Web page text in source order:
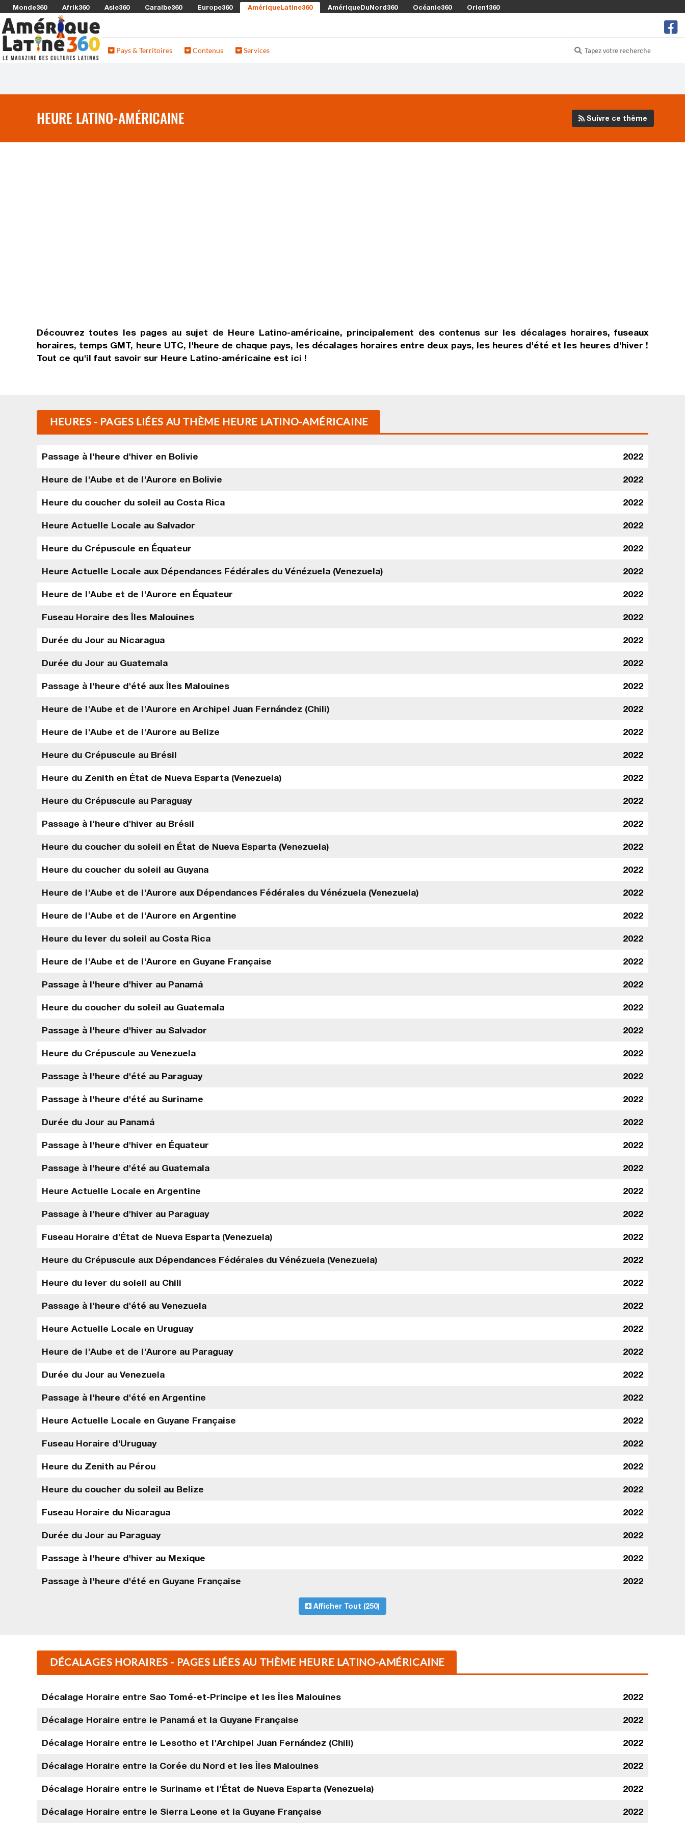
Monde360 Afrik360 Asie360 Caraibe360 Europe360 AmériqueLatine360 AmériqueDuNord360 Océanie360 Orient360
Pays & Territoires Contenus Services
HEURE LATINO-AMÉRICAINE Suivre ce thème
Découvrez toutes les pages au sujet de Heure Latino-américaine, principalement des contenus sur les décalages horaires, fuseaux
horaires, temps GMT, heure UTC, l'heure de chaque pays, les décalages horaires entre deux pays, les heures d'été et les heures d'hiver !
Tout ce qu'il faut savoir sur Heure Latino-américaine est ici !
HEURES - PAGES LIÉES AU THÈME HEURE LATINO-AMÉRICAINE
Passage à l'heure d'hiver en Bolivie 2022
Heure de l'Aube et de l'Aurore en Bolivie 2022
Heure du coucher du soleil au Costa Rica 2022
Heure Actuelle Locale au Salvador 2022
Heure du Crépuscule en Équateur 2022
Heure Actuelle Locale aux Dépendances Fédérales du Vénézuela (Venezuela) 2022
Heure de l'Aube et de l'Aurore en Équateur 2022
Fuseau Horaire des Îles Malouines 2022
Durée du Jour au Nicaragua 2022
Durée du Jour au Guatemala 2022
Passage à l'heure d'été aux Îles Malouines 2022
Heure de l'Aube et de l'Aurore en Archipel Juan Fernández (Chili) 2022
Heure de l'Aube et de l'Aurore au Belize 2022
Heure du Crépuscule au Brésil 2022
Heure du Zenith en État de Nueva Esparta (Venezuela) 2022
Heure du Crépuscule au Paraguay 2022
Passage à l'heure d'hiver au Brésil 2022
Heure du coucher du soleil en État de Nueva Esparta (Venezuela) 2022
Heure du coucher du soleil au Guyana 2022
Heure de l'Aube et de l'Aurore aux Dépendances Fédérales du Vénézuela (Venezuela) 2022
Heure de l'Aube et de l'Aurore en Argentine 2022
Heure du lever du soleil au Costa Rica 2022
Heure de l'Aube et de l'Aurore en Guyane Française 2022
Passage à l'heure d'hiver au Panamá 2022
Heure du coucher du soleil au Guatemala 2022
Passage à l'heure d'hiver au Salvador 2022
Heure du Crépuscule au Venezuela 2022
Passage à l'heure d'été au Paraguay 2022
Passage à l'heure d'été au Suriname 2022
Durée du Jour au Panamá 2022
Passage à l'heure d'hiver en Équateur 2022
Passage à l'heure d'été au Guatemala 2022
Heure Actuelle Locale en Argentine 2022
Passage à l'heure d'hiver au Paraguay 2022
Fuseau Horaire d'État de Nueva Esparta (Venezuela) 2022
Heure du Crépuscule aux Dépendances Fédérales du Vénézuela (Venezuela) 2022
Heure du lever du soleil au Chili 2022
Passage à l'heure d'été au Venezuela 2022
Heure Actuelle Locale en Uruguay 2022
Heure de l'Aube et de l'Aurore au Paraguay 2022
Durée du Jour au Venezuela 2022
Passage à l'heure d'été en Argentine 2022
Heure Actuelle Locale en Guyane Française 2022
Fuseau Horaire d'Uruguay 2022
Heure du Zenith au Pérou 2022
Heure du coucher du soleil au Belize 2022
Fuseau Horaire du Nicaragua 2022
Durée du Jour au Paraguay 2022
Passage à l'heure d'hiver au Mexique 2022
Passage à l'heure d'été en Guyane Française 2022
Afficher Tout (250)
DÉCALAGES HORAIRES - PAGES LIÉES AU THÈME HEURE LATINO-AMÉRICAINE
Décalage Horaire entre Sao Tomé-et-Principe et les Îles Malouines 2022
Décalage Horaire entre le Panamá et la Guyane Française 2022
Décalage Horaire entre le Lesotho et l'Archipel Juan Fernández (Chili) 2022
Décalage Horaire entre la Corée du Nord et les Îles Malouines 2022
Décalage Horaire entre le Suriname et l'État de Nueva Esparta (Venezuela) 2022
Décalage Horaire entre le Sierra Leone et la Guyane Française 2022